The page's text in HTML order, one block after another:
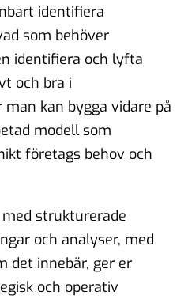
identifiera
som behöver
identifiera och lyfta
och bra i
kan bygga vidare på
modell som
företags behov och
strukturerade
och analyser, med
det innebär, ger er
och operativ